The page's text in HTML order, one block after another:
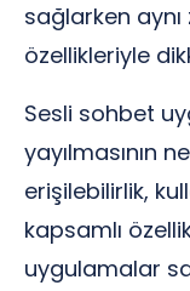
sağlarken
özellikleriyle
Sesli sohbet
yayılmasının
erişilebilirlik,
kapsamlı
uygulamalar